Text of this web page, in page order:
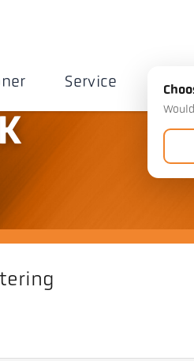
Service